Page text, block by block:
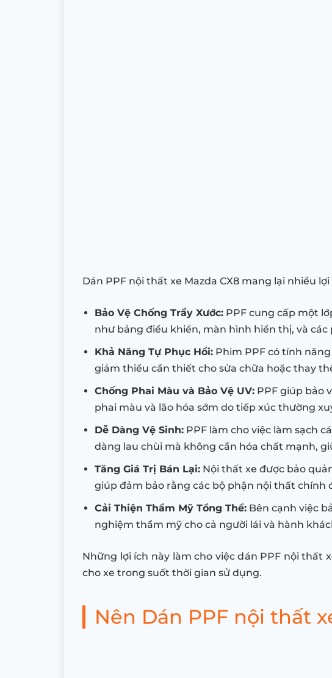
Dán PPF nội thất xe Mazda CX8 mang lại nhiều
Bảo Vệ Chống Trầy Xước: PPF cung cấp một
như bảng điều khiển, màn hình hiển thị, và các
Khả Năng Tự Phục Hồi: Phim PPF có tính
giảm thiểu cần thiết cho sửa chữa hoặc thay
Chống Phai Màu và Bảo Vệ UV: PPF giúp bảo
phai màu và lão hóa sớm do tiếp xúc thường
Dễ Dàng Vệ Sinh: PPF làm cho việc làm sạch
dàng lau chùi mà không cần hóa chất mạnh,
Tăng Giá Trị Bán Lại: Nội thất xe được bảo
giúp đảm bảo rằng các bộ phận nội thất
Cải Thiện Thẩm Mỹ Tổng Thể: Bên cạnh việc
nghiệm thẩm mỹ cho cả người lái và hành
Những lợi ích này làm cho việc dán PPF nội
cho xe trong suốt thời gian sử dụng.
Nên Dán PPF nội thất